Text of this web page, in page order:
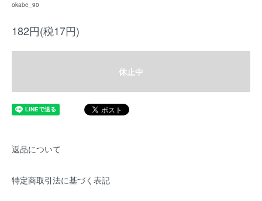
okabe_90
182円(税17円)
休止中
返品について
特定商取引法に基づく表記